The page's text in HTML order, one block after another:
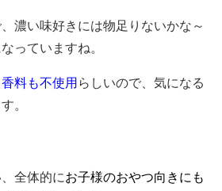
、濃い味好きには物足りないかな～
っていますね。
料も不使用 らしいので、気になる
。
全体的に お子様のおやつ向きにも